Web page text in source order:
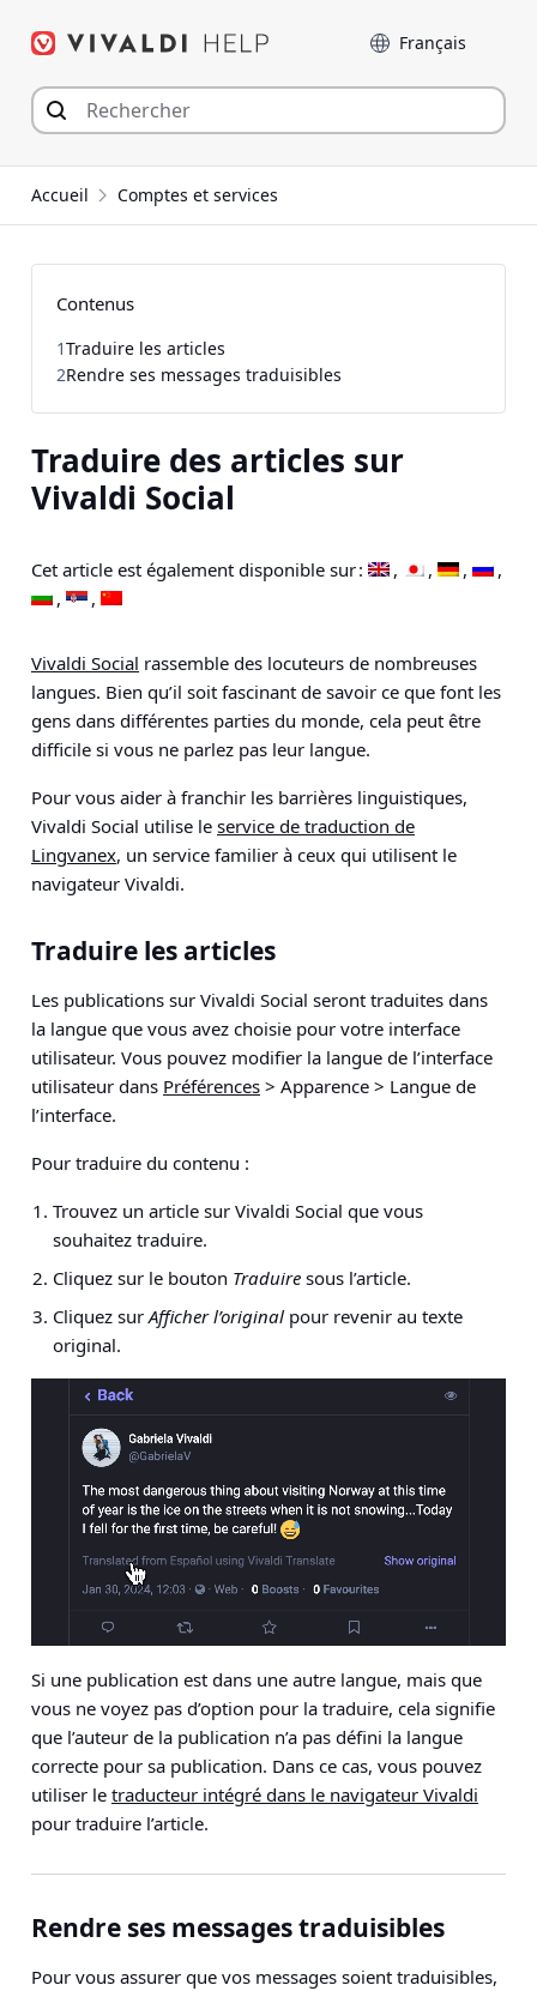
Langue
Accueil Comptes et services
Traduire des articles sur
Vivaldi Social
Cet article est également disponible sur :
Vivaldi Social rassemble des locuteurs de nombreuses
langues. Bien qu’il soit fascinant de savoir ce que font les
gens dans différentes parties du monde, cela peut être
difficile si vous ne parlez pas leur langue.
Pour vous aider à franchir les barrières linguistiques,
Vivaldi Social utilise le service de traduction de
Lingvanex, un service familier à ceux qui utilisent le
navigateur Vivaldi.
Traduire les articles
Les publications sur Vivaldi Social seront traduites dans
la langue que vous avez choisie pour votre interface
utilisateur. Vous pouvez modifier la langue de l’interface
utilisateur dans Préférences > Apparence > Langue de
l’interface.
Pour traduire du contenu :
Trouvez un article sur Vivaldi Social que vous
souhaitez traduire.
Cliquez sur le bouton Traduire sous l’article.
Cliquez surAfficher l’original pour revenir au texte
original.
Si une publication est dans une autre langue, mais que
vous ne voyez pas d’option pour la traduire, cela signifie
que l’auteur de la publication n’a pas défini la langue
correcte pour sa publication. Dans ce cas, vous pouvez
utiliser le traducteur intégré dans le navigateur Vivaldi
pour traduire l’article.
Rendre ses messages traduisibles
Pour vous assurer que vos messages soient traduisibles,
Contenus
1Traduire les articles
2Rendre ses messages traduisibles